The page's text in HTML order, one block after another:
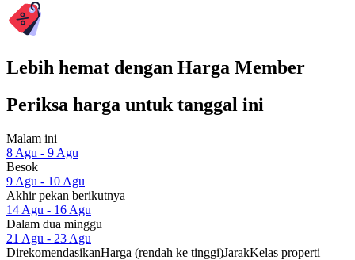
Lebih hemat dengan Harga Member
Periksa harga untuk tanggal ini
Malam ini
8 Agu - 9 Agu
Besok
9 Agu - 10 Agu
Akhir pekan berikutnya
14 Agu - 16 Agu
Dalam dua minggu
21 Agu - 23 Agu
DirekomendasikanHarga (rendah ke tinggi)JarakKelas properti